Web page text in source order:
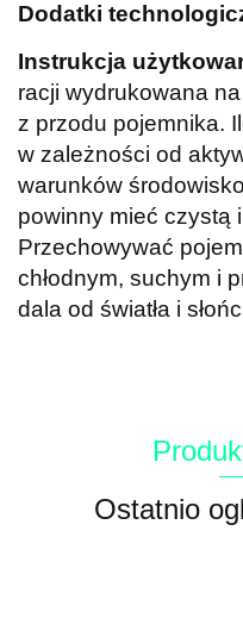
Dodatki
Instrukcja
racji wydrukowana
z przodu pojemnika.
w zależności od
warunków
powinny mieć czystą
Przechowywać
chłodnym, suchym i
dala od światła i
Ostatnio